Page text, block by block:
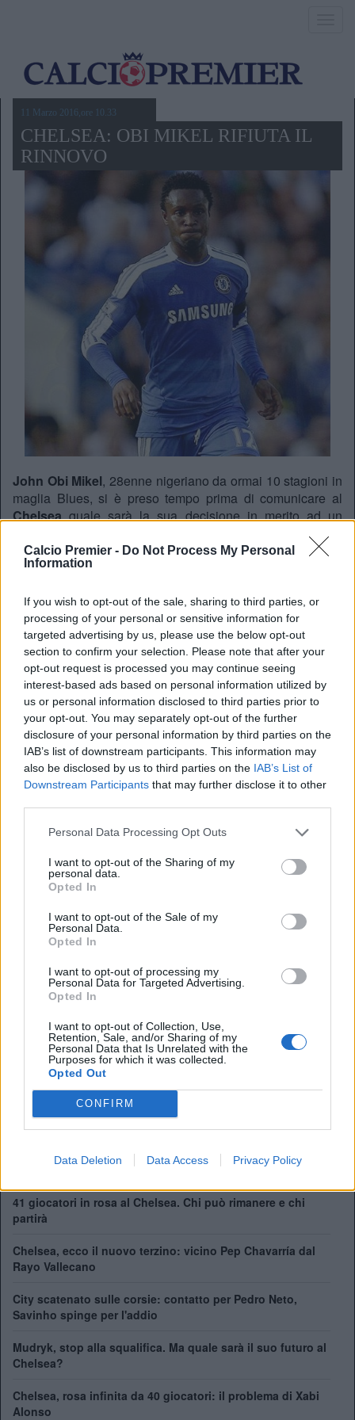
Calcio Premier - Do Not Process My Personal
Information
If you wish to opt-out of the sale, sharing to third parties, or
processing of your personal or sensitive information for
targeted advertising by us, please use the below opt-out
section to confirm your selection. Please note that after your
opt-out request is processed you may continue seeing
interest-based ads based on personal information utilized by
us or personal information disclosed to third parties prior to
your opt-out. You may separately opt-out of the further
disclosure of your personal information by third parties on the
IAB’s list of downstream participants. This information may
also be disclosed by us to third parties on the IAB’s List of
Downstream Participants that may further disclose it to other
Personal Data Processing Opt Outs
I want to opt-out of the Sharing of my
personal data.
Opted In
I want to opt-out of the Sale of my
Personal Data.
Opted In
I want to opt-out of processing my
Personal Data for Targeted Advertising.
Opted In
I want to opt-out of Collection, Use,
Retention, Sale, and/or Sharing of my
Personal Data that Is Unrelated with the
Purposes for which it was collected.
Opted Out
CONFIRM
Data Deletion Data Access Privacy Policy
11 Marzo 2016,ore 10.33
CHELSEA: OBI MIKEL RIFIUTA IL
RINNOVO
John Obi Mikel, 28enne nigeriano da ormai 10 stagioni in
maglia Blues, si è preso tempo prima di comunicare al
Chelseaquale sarà la sua decisione in merito ad un
rinnovo contrattuale. Con molti interessamenti soprattutto
dallaCina, come confermato dal procuratore John Shittu, il
centrocampista ha chiesto di poter aspettare la fine della
Molti club orientali lo vogliono, ma John Obi Mikel
potrebbe ancora dire la propria in un campionato di livello
ben più alto.
Lorenzo Semino
Twitter @calciopremier
Anno di Fondazione:1905
Stadio:Stamford Bridge (41.837)
Presidente:Todd Boehly
Manager:Enzo Maresca
ALBO D'ORO
Premier League:6
FA Cup:8
League Cup: 5
FA Community Shield:4
Champions League: 2
Supercoppa Europea:2
41 giocatori in rosa al Chelsea. Chi può rimanere e chi
partirà
Chelsea, ecco il nuovo terzino: vicino Pep Chavarría dal
Rayo Vallecano
City scatenato sulle corsie: contatto per Pedro Neto,
Savinho spinge per l'addio
Mudryk, stop alla squalifica. Ma quale sarà il suo futuro al
Chelsea?
Chelsea, rosa infinita da 40 giocatori: il problema di Xabi
Alonso